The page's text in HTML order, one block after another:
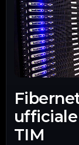
ufficiale
TIM